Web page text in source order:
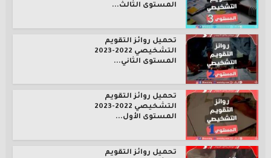
المستوى الثالث...
تحميل روائز التقويم
التشخيصي 2022-2023
المستوى الثاني...
تحميل روائز التقويم
التشخيصي 2022-2023
المستوى الأول...
تحميل روائز التقويم